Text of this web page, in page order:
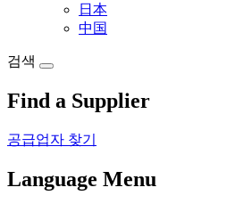
日本
中国
검색
Find a Supplier
공급업자 찾기
Language Menu